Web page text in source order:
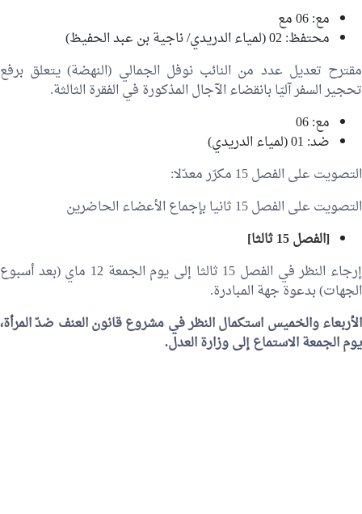
مع: 06 مع
محتفظ: 02 (لمياء الدريدي/
ناجية بن عبد الحفيظ)
مقترح تعديل عدد من النائبنوفل الجمالي (النهضة) يتعلق برفع
تحجير السفر آليّا بانقضاء الآجال المذكورة في الفقرة الثالثة.
مع: 06
ضد: 01 (لمياء الدريدي)
التصويت على الفصل 15 مكرّر معدّلا:
التصويت على الفصل 15 ثانيا بإجماع الأعضاء الحاضرين
[الفصل 15 ثالثا]
إرجاء النظر في الفصل 15 ثالثا إلى يوم الجمعة 12 ماي (بعد أسبوع
الجهات) بدعوة جهة المبادرة.
الأربعاء والخميس استكمال النظر في مشروع قانون العنف ضدّ المرأة،
يوم الجمعة الاستماع إلى وزارة العدل.